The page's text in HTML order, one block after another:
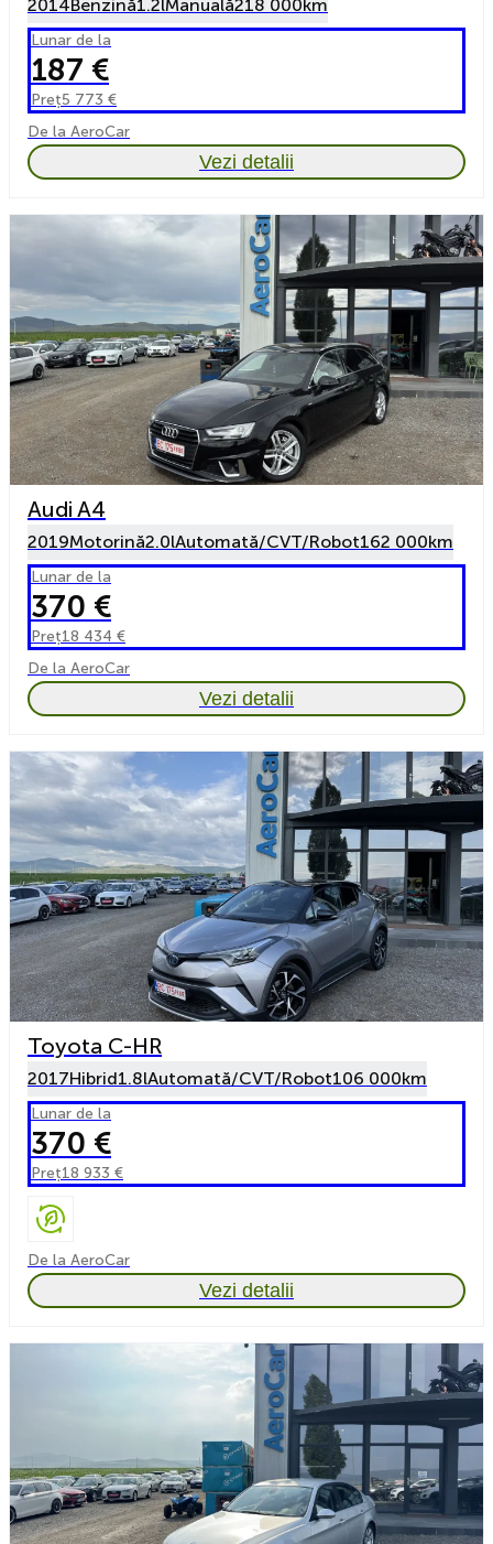
2014Benzină1.2lManuală218 000km
Lunar de la
187 €
Preț5 773 €
De la AeroCar
Vezi detalii
Audi A4
2019Motorină2.0lAutomată/CVT/Robot162 000km
Lunar de la
370 €
Preț18 434 €
De la AeroCar
Vezi detalii
Toyota C-HR
2017Hibrid1.8lAutomată/CVT/Robot106 000km
Lunar de la
370 €
Preț18 933 €
De la AeroCar
Vezi detalii